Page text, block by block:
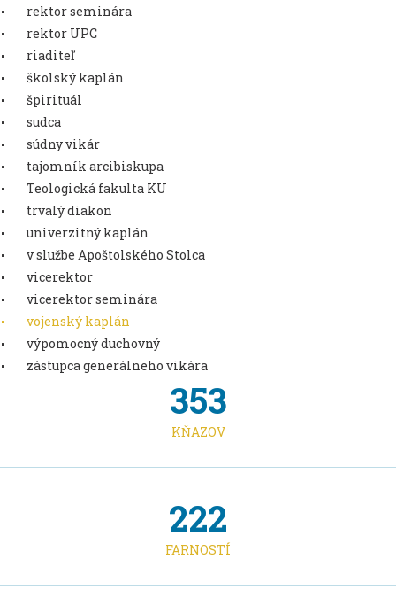
rektor seminára
rektor UPC
riaditeľ
školský kaplán
špirituál
sudca
súdny vikár
tajomník arcibiskupa
Teologická fakulta KU
trvalý diakon
univerzitný kaplán
v službe Apoštolského Stolca
vicerektor
vicerektor seminára
vojenský kaplán
výpomocný duchovný
zástupca generálneho vikára
353
KŇAZOV
222
FARNOSTÍ